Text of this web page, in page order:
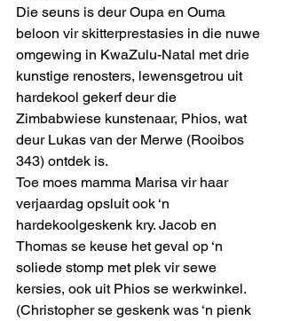
Die seuns is deur Oupa en Ouma
beloon vir skitterprestasies in die nuwe
omgewing in KwaZulu-Natal met drie
kunstige renosters, lewensgetrou uit
hardekool gekerf deur die
Zimbabwiese kunstenaar, Phios, wat
deur Lukas van der Merwe (Rooibos
343) ontdek is.
Toe moes mamma Marisa vir haar
verjaardag opsluit ook ‘n
hardekoolgeskenk kry. Jacob en
Thomas se keuse het geval op ‘n
soliede stomp met plek vir sewe
kersies, ook uit Phios se werkwinkel.
(Christopher se geskenk was ‘n pienk